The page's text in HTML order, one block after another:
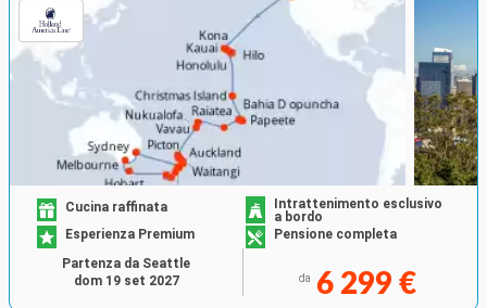
Cucina raffinata
Intrattenimento esclusivo
a bordo
Esperienza Premium
Pensione completa
da 6 299 €
Partenza da Seattle
dom 19 set 2027